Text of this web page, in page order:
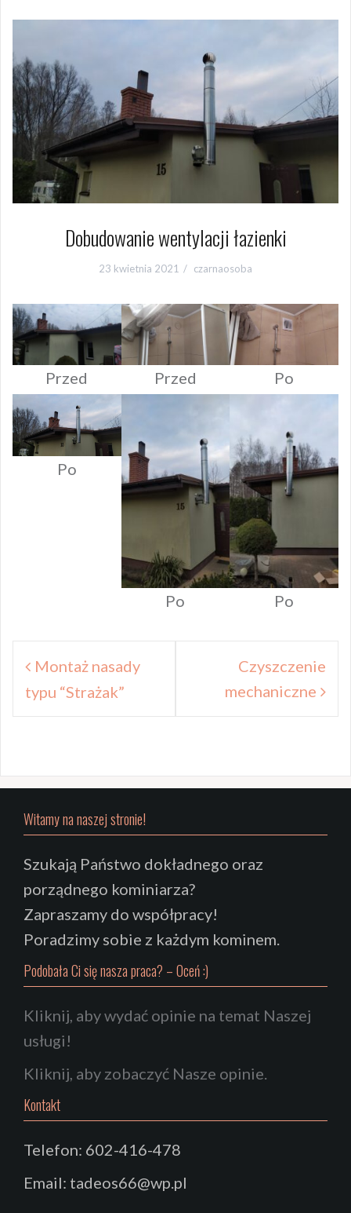
Dobudowanie wentylacji łazienki
23 kwietnia 2021 czarnaosoba
Przed Przed Po
Po
Po Po
Nawigacja
wpisu
Montaż nasady
typu “Strażak”
Czyszczenie
mechaniczne
Witamy na naszej stronie!
Szukają Państwo dokładnego oraz
porządnego kominiarza?
Zapraszamy do współpracy!
Poradzimy sobie z każdym kominem.
Podobała Ci się nasza praca? – Oceń :)
Kliknij, aby wydać opinie na temat Naszej
usługi!
Kliknij, aby zobaczyć Nasze opinie.
Kontakt
Telefon: 602-416-478
Email: tadeos66@wp.pl